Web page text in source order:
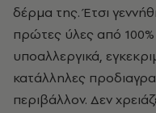
δέρμα της. Έτσι
πρώτες ύλες από
υποαλλεργικά,
κατάλληλες
περιβάλλον. Δεν